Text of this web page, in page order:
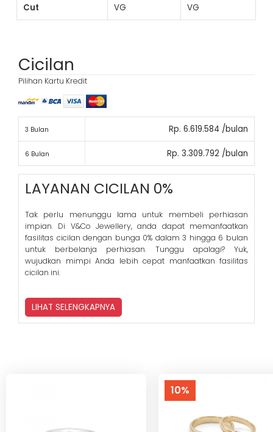
Cut VG VG
Cicilan
Pilihan Kartu Kredit
3 Bulan Rp. 6.619.584 /bulan
6 Bulan Rp. 3.309.792 /bulan
LAYANAN CICILAN 0%
Tak perlu menunggu lama untuk membeli perhiasan
impian. Di V&Co Jewellery, anda dapat memanfaatkan
fasilitas cicilan dengan bunga 0% dalam 3 hingga 6 bulan
untuk berbelanja perhiasan. Tunggu apalagi? Yuk,
wujudkan mimpi Anda lebih cepat manfaatkan fasilitas
cicilan ini.
LIHAT SELENGKAPNYA
10%